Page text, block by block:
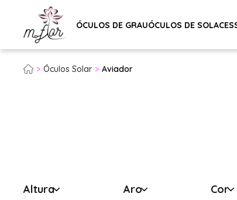
ÓCULOS DE GRAUÓCULOS DE SOL
Óculos Solar Aviador
Altura Aro Cor